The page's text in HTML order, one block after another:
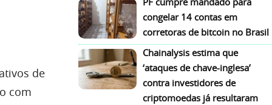
de
com
congelar 14 contas em
corretoras de bitcoin no Brasil
Chainalysis estima que
‘ataques de chave-inglesa’
contra investidores de
criptomoedas já resultaram